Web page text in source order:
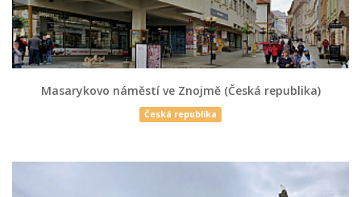
Masarykovo náměstí ve Znojmě (Česká republika)
Česká republika